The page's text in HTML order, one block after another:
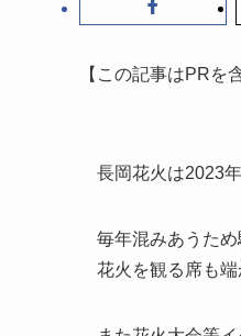
【この記事はPRを
長岡花火は2023
毎年混みあうた
花火を観る席も